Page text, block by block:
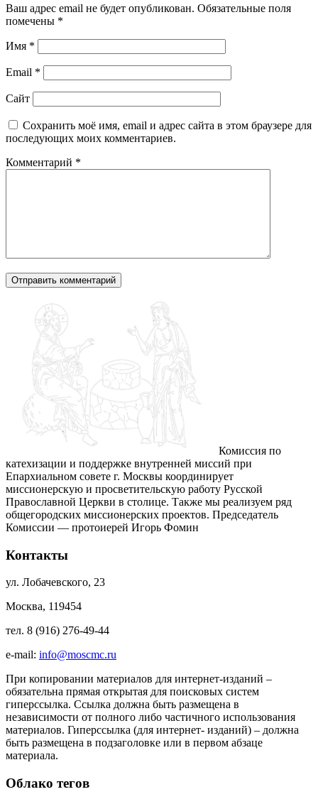
Ваш адрес email не будет опубликован. Обязательные поля
помечены *
Имя *
Email *
Сайт
Сохранить моё имя, email и адрес сайта в этом браузере для
последующих моих комментариев.
Комментарий *
Комиссия по
катехизации и поддержке внутренней миссий при
Епархиальном совете г. Москвы координирует
миссионерскую и просветительскую работу Русской
Православной Церкви в столице. Также мы реализуем ряд
общегородских миссионерских проектов. Председатель
Комиссии — протоиерей Игорь Фомин
Контакты
ул. Лобачевского, 23
Москва, 119454
тел. 8 (916) 276-49-44
e-mail: info@moscmc.ru
При копировании материалов для интернет-изданий –
обязательна прямая открытая для поисковых систем
гиперссылка. Ссылка должна быть размещена в
независимости от полного либо частичного использования
материалов. Гиперссылка (для интернет- изданий) – должна
быть размещена в подзаголовке или в первом абзаце
материала.
Облако тегов